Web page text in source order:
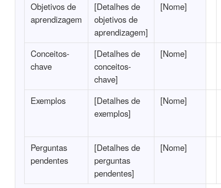
Objetivos de
aprendizagem
[Detalhes de
objetivos de
aprendizagem]
[Nome]
Conceitos-
chave
[Detalhes de
conceitos-
chave]
[Nome]
Exemplos
[Detalhes de
exemplos]
[Nome]
Perguntas
pendentes
[Detalhes de
perguntas
pendentes]
[Nome]